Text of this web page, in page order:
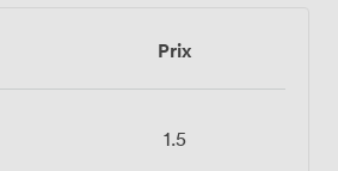
Prix
1.5